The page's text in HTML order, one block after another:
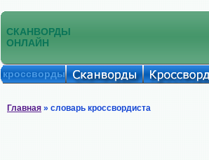
СКАНВОРДЫ
ОНЛАЙН
кроссворды
Главная » словарь кроссвордиста